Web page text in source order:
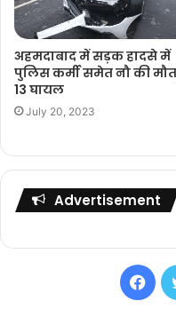
अहमदाबाद में सड़क हादसे में
पुलिस कर्मी समेत नौ की
13 घायल
July 20, 2023
Advertisement